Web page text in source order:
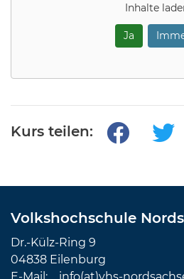
Inhalte
Ja
Kurs teilen:
Volkshochschule
Dr.-Külz-Ring 9
04838 Eilenburg